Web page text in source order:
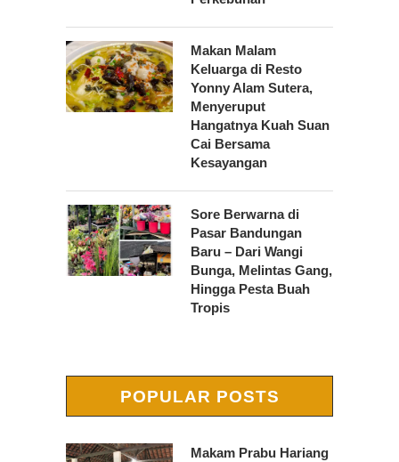
Makan Malam
Keluarga di Resto
Yonny Alam Sutera,
Menyeruput
Hangatnya Kuah Suan
Cai Bersama
Kesayangan
Sore Berwarna di
Pasar Bandungan
Baru – Dari Wangi
Bunga, Melintas Gang,
Hingga Pesta Buah
Tropis
POPULAR POSTS
Makam Prabu Hariang